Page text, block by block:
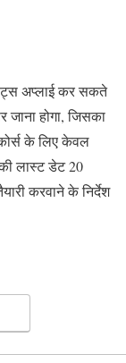
अप्लाई कर सकते
होगा, जिसका
के लिए केवल
लास्ट डेट 20
करवाने के निर्देश